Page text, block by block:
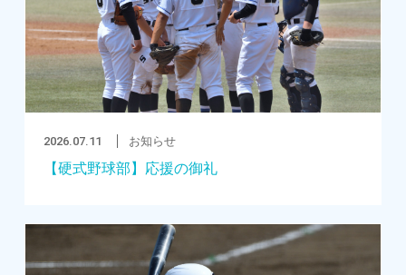
2026.07.11 お知らせ
【硬式野球部】応援の御礼